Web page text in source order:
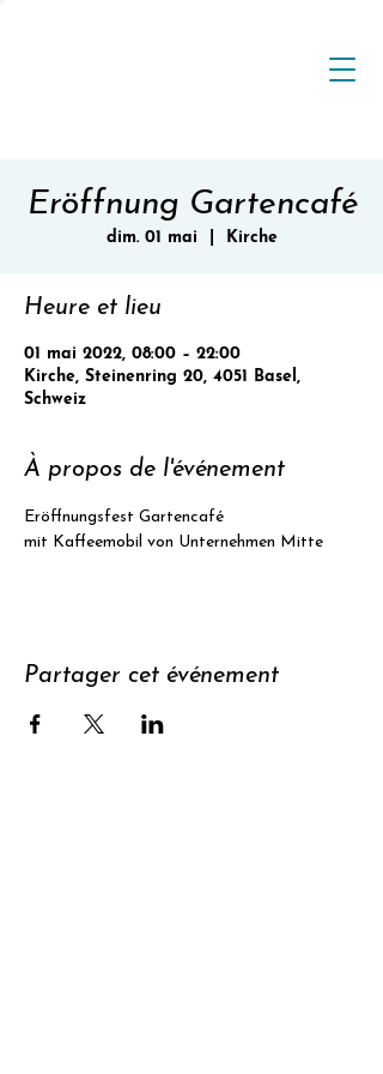
Eröffnung Gartencafé
dim. 01 mai Kirche
Heure et lieu
01 mai 2022, 08:00 – 22:00
Kirche, Steinenring 20, 4051 Basel,
Schweiz
À propos de l'événement
Eröffnungsfest Gartencafé
mit Kaffeemobil von Unternehmen Mitte
Partager cet événement